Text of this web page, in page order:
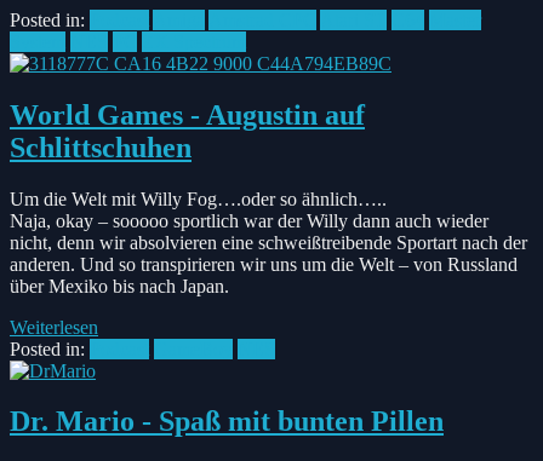
Posted in:
World Games - Augustin auf
Schlittschuhen
Um die Welt mit Willy Fog….oder so ähnlich…..
Naja, okay – sooooo sportlich war der Willy dann auch wieder
nicht, denn wir absolvieren eine schweißtreibende Sportart nach der
anderen. Und so transpirieren wir uns um die Welt – von Russland
über Mexiko bis nach Japan.
Weiterlesen
Posted in:
Dr. Mario - Spaß mit bunten Pillen